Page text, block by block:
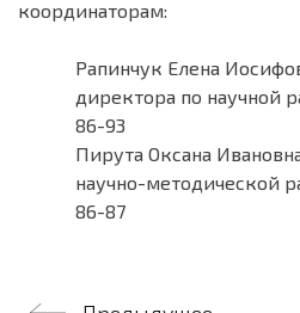
координаторам:
Рапинчук Елена
директора по научной
86-93
Пирута Оксана
научно-методической
86-87